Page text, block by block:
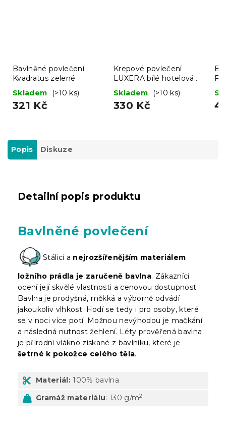
Bavlněné povlečení
Kvadratus zelené
Skladem
(>10 ks)
321 Kč
Krepové povlečení
LUXERA bílé hotelová
kapsa
Skladem (>10 ks)
330 Kč
Popis Diskuze
Detailní popis produktu
Bavlněné povlečení
Stálicí a nejrozšířenějším materiálem
ložního prádla je zaručeně bavlna. Zákazníci
ocení její skvělé vlastnosti a cenovou dostupnost.
Bavlna je prodyšná, měkká a výborně odvádí
jakoukoliv vlhkost. Hodí se tedy i pro osoby, které
se v noci více potí. Možnou nevýhodou je mačkání
a následná nutnost žehlení. Léty prověřená bavlna
je přírodní vlákno získané z bavlníku, které je
šetrné k pokožce celého těla.
Materiál: 100% bavlna
Gramáž materiálu: 130 g/m2